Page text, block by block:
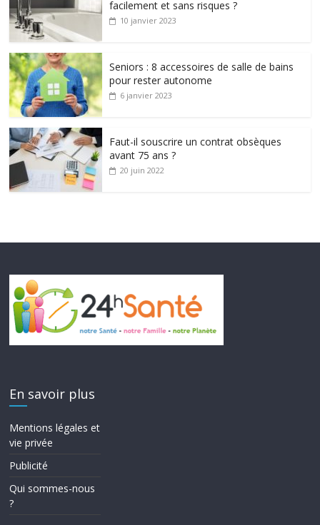
facilement et sans risques ?
10 janvier 2023
Seniors : 8 accessoires de salle de bains
pour rester autonome
6 janvier 2023
Faut-il souscrire un contrat obsèques
avant 75 ans ?
20 juin 2022
En savoir plus
Mentions légales et
vie privée
Publicité
Qui sommes-nous
?